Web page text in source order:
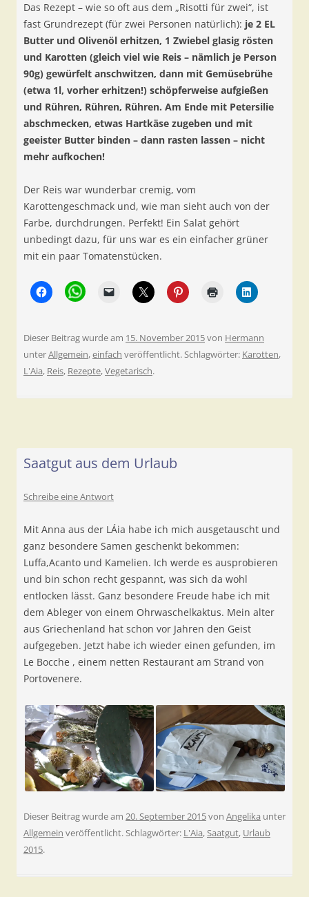
Das Rezept – wie so oft aus dem „Risotti für zwei“, ist
fast Grundrezept (für zwei Personen natürlich): je 2 EL
Butter und Olivenöl erhitzen, 1 Zwiebel glasig rösten
und Karotten (gleich viel wie Reis – nämlich je Person
90g) gewürfelt anschwitzen, dann mit Gemüsebrühe
(etwa 1l, vorher erhitzen!) schöpferweise aufgießen
und Rühren, Rühren, Rühren. Am Ende mit Petersilie
abschmecken, etwas Hartkäse zugeben und mit
geeister Butter binden – dann rasten lassen – nicht
mehr aufkochen!
Der Reis war wunderbar cremig, vom
Karottengeschmack und, wie man sieht auch von der
Farbe, durchdrungen. Perfekt! Ein Salat gehört
unbedingt dazu, für uns war es ein einfacher grüner
mit ein paar Tomatenstücken.
Dieser Beitrag wurde am 15. November 2015von Hermann
unterAllgemein,einfach veröffentlicht. Schlagwörter: Karotten,
L'Aia, Reis, Rezepte,Vegetarisch.
Saatgut aus dem Urlaub
Schreibe eine Antwort
Mit Anna aus der LÁia habe ich mich ausgetauscht und
ganz besondere Samen geschenkt bekommen:
Luffa,Acanto und Kamelien. Ich werde es ausprobieren
und bin schon recht gespannt, was sich da wohl
entlocken lässt. Ganz besondere Freude habe ich mit
dem Ableger von einem Ohrwaschelkaktus. Mein alter
aus Griechenland hat schon vor Jahren den Geist
aufgegeben. Jetzt habe ich wieder einen gefunden, im
Le Bocche , einem netten Restaurant am Strand von
Portovenere.
Dieser Beitrag wurde am 20. September 2015von Angelika unter
Allgemein veröffentlicht. Schlagwörter: L'Aia,Saatgut, Urlaub
2015.